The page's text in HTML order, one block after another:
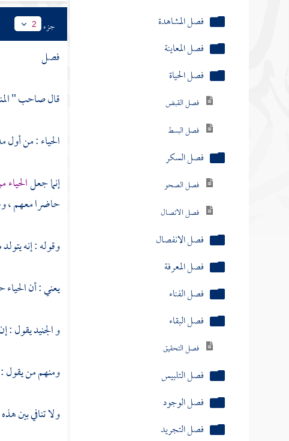
فصل المشاهدة
فصل المعاينة
فصل الحياة
فصل القبض
فصل البسط
فصل السكر
فصل الصحو
فصل الاتصال
فصل الانفصال
فصل المعرفة
فصل الفناء
فصل البقاء
فصل التحقيق
فصل التلبيس
فصل الوجود
فصل التجريد
جزء 2
فصل
قال صاحب "
الحياء : من
إنما جعل
حاضرا معهم ،
وقوله : إنه
يعني : أن الحياء
والجنيديقول :
ومنهم من يقول :
ولا تنافي بين